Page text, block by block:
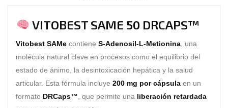
VITOBEST SAME 50 DRCAPS™
Vitobest SAMe contiene S-Adenosil-L-Metionina , una
molécula natural clave en procesos como el equilibrio del
estado de ánimo, la desintoxicación hepática y la salud
articular. Esta fórmula incluye 200 mg por cápsula en un
formato DRCaps™ , que permite una liberación retardada